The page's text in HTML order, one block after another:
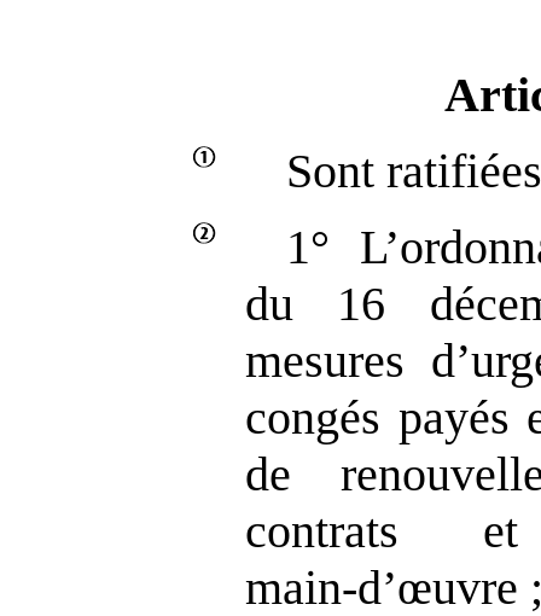
Sont
1°
du 16
mesures
congés payés
de
contrats
main‑d’œuvre